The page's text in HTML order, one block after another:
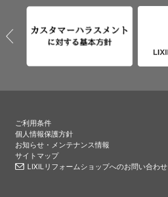
ご利用条件
個人情報保護方針
お知らせ・メンテナンス情報
サイトマップ
LIXILリフォームショップへのお問い合わせ